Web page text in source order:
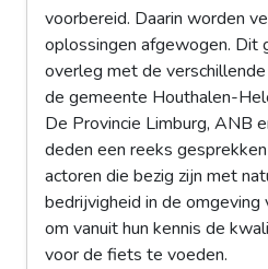
voorbereid. Daarin worden
oplossingen afgewogen. Dit
overleg met de
de gemeente Houthalen-
De Provincie Limburg, ANB
deden een reeks
actoren die bezig zijn met
bedrijvigheid in de
om vanuit hun kennis de
voor de fiets te voeden.